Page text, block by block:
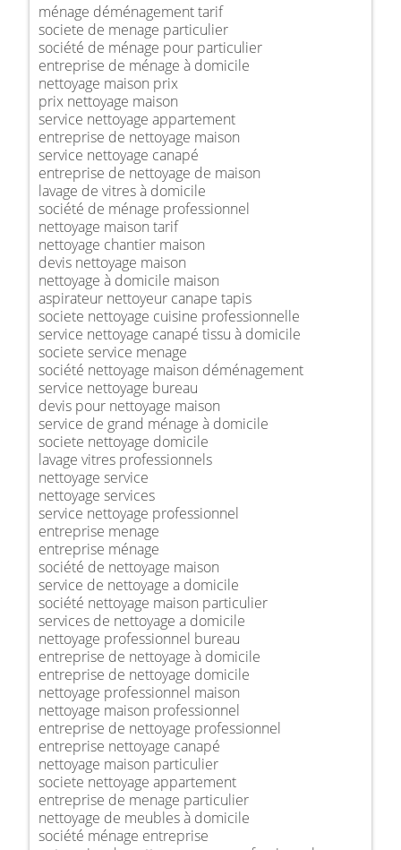
ménage déménagement tarif
societe de menage particulier
société de ménage pour particulier
entreprise de ménage à domicile
nettoyage maison prix
prix nettoyage maison
service nettoyage appartement
entreprise de nettoyage maison
service nettoyage canapé
entreprise de nettoyage de maison
lavage de vitres à domicile
société de ménage professionnel
nettoyage maison tarif
nettoyage chantier maison
devis nettoyage maison
nettoyage à domicile maison
aspirateur nettoyeur canape tapis
societe nettoyage cuisine professionnelle
service nettoyage canapé tissu à domicile
societe service menage
société nettoyage maison déménagement
service nettoyage bureau
devis pour nettoyage maison
service de grand ménage à domicile
societe nettoyage domicile
lavage vitres professionnels
nettoyage service
nettoyage services
service nettoyage professionnel
entreprise menage
entreprise ménage
société de nettoyage maison
service de nettoyage a domicile
société nettoyage maison particulier
services de nettoyage a domicile
nettoyage professionnel bureau
entreprise de nettoyage à domicile
entreprise de nettoyage domicile
nettoyage professionnel maison
nettoyage maison professionnel
entreprise de nettoyage professionnel
entreprise nettoyage canapé
nettoyage maison particulier
societe nettoyage appartement
entreprise de menage particulier
nettoyage de meubles à domicile
société ménage entreprise